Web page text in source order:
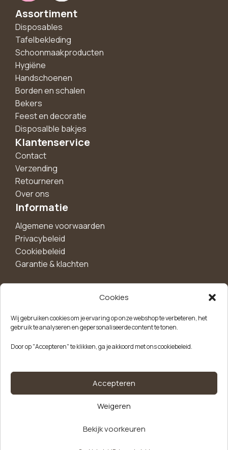
Cookies
Wij gebruiken cookies om je ervaring op onze webshop te verbeteren, het
gebruik te analyseren en gepersonaliseerde content te tonen.
Door op "Accepteren" te klikken, ga je akkoord met ons cookiebeleid.
Accepteren
Weigeren
Bekijk voorkeuren
Assortiment
Disposables
Tafelbekleding
Schoonmaakproducten
Hygiëne
Handschoenen
Borden en schalen
Bekers
Feest en decoratie
Disposalble bakjes
Klantenservice
Contact
Verzending
Retourneren
Over ons
Informatie
Algemene voorwaarden
Privacybeleid
Cookiebeleid
Garantie & klachten
korting!
aanbiedingen, nieuwe producten en handige tips.
Kvk-nummer: 85504947Btw-nummer: NL863646165B01